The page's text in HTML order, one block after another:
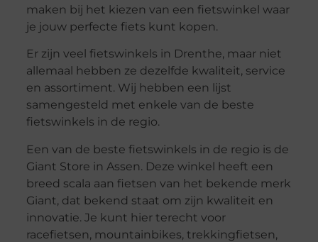
maken bij het kiezen van een fietswinkel waar
je jouw perfecte fiets kunt kopen.
Er zijn veel fietswinkels in Drenthe, maar niet
allemaal hebben ze dezelfde kwaliteit, service
en assortiment. Wij hebben een lijst
samengesteld met enkele van de beste
fietswinkels in de regio.
Een van de beste fietswinkels in de regio is de
Giant Store in Assen. Deze winkel heeft een
breed scala aan fietsen van het bekende merk
Giant, dat bekend staat om zijn kwaliteit en
innovatie. Je kunt hier terecht voor
racefietsen, mountainbikes, trekkingfietsen,